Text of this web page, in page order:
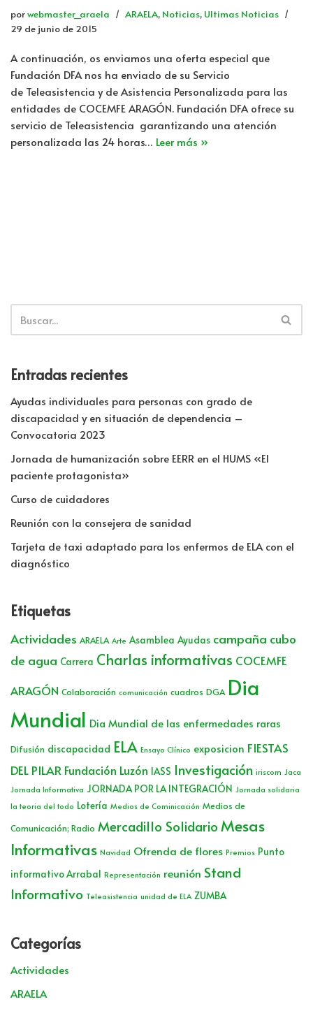
porwebmaster_araela ARAELA, Noticias, Ultimas Noticias
29 de junio de 2015
A continuación, os enviamos una oferta especial que
Fundación DFA nos ha enviado de su Servicio
de Teleasistencia y de Asistencia Personalizada para las
entidades de COCEMFE ARAGÓN. Fundación DFA ofrece su
servicio de Teleasistencia garantizando una atención
personalizada las 24 horas… Leer más »
Entradas recientes
Ayudas individuales para personas con grado de
discapacidad y en situación de dependencia –
Convocatoria 2023
Jornada de humanización sobre EERR en el HUMS «El
paciente protagonista»
Curso de cuidadores
Reunión con la consejera de sanidad
Tarjeta de taxi adaptado para los enfermos de ELA con el
diagnóstico
Etiquetas
Actividades ARAELA Arte Asamblea Ayudas campaña cubo
de agua Carrera Charlas informativas COCEMFE
ARAGÓN Colaboración comunicación cuadros DGA Dia
Mundial Dia Mundial de las enfermedades raras
Difusión discapacidad ELA Ensayo Clínico exposicion FIESTAS
DEL PILAR Fundación Luzón IASS Investigación iriscom Jaca
Jornada Informativa JORNADA POR LA INTEGRACIÓN Jornada solidaria
la teoria del todo Lotería Medios de Cominicación Medios de
Comunicación; Radio Mercadillo SolidarioMesas
Informativas Navidad Ofrenda de flores Premios Punto
informativo Arrabal Representación reunión Stand
Informativo Teleasistencia unidad de ELA ZUMBA
Categorías
Actividades
ARAELA